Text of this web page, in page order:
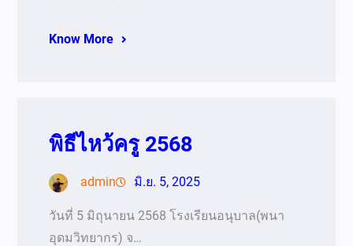
Know More
พิธีไหว้ครู 2568
admin มิ.ย. 5, 2025
วันที่ 5 มิถุนายน 2568 โรงเรียนอนุบาล(พนา
อุดมวิทยากร) จ…